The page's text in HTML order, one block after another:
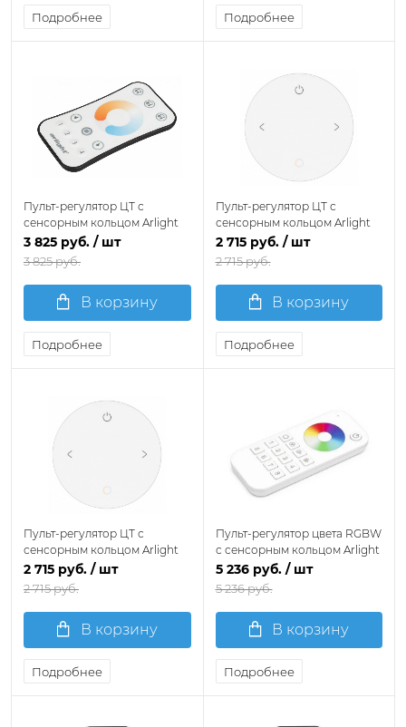
Подробнее Подробнее
Пульт-регулятор ЦТ с
сенсорным кольцом Arlight
SMART 028143
3 825 руб. / шт
3 825 руб.
В корзину
Подробнее
Пульт-регулятор ЦТ с
сенсорным кольцом Arlight
INTELLIGENT 046478
2 715 руб. / шт
2 715 руб.
В корзину
Подробнее
Пульт-регулятор ЦТ с
сенсорным кольцом Arlight
INTELLIGENT 046477
2 715 руб. / шт
2 715 руб.
В корзину
Подробнее
Пульт-регулятор цвета RGBW
с сенсорным кольцом Arlight
INTELLIGENT 061881
5 236 руб. / шт
5 236 руб.
В корзину
Подробнее